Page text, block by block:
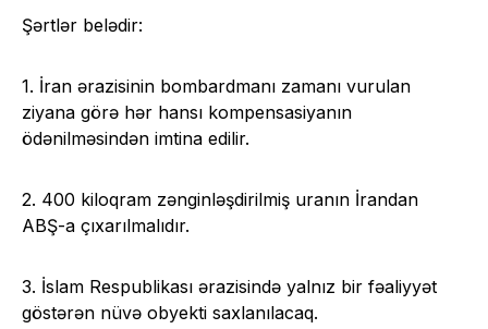
Şərtlər belədir:
1. İran ərazisinin bombardmanı zamanı vurulan
ziyana görə hər hansı kompensasiyanın
ödənilməsindən imtina edilir.
2. 400 kiloqram zənginləşdirilmiş uranın İrandan
ABŞ-a çıxarılmalıdır.
3. İslam Respublikası ərazisində yalnız bir fəaliyyət
göstərən nüvə obyekti saxlanılacaq.